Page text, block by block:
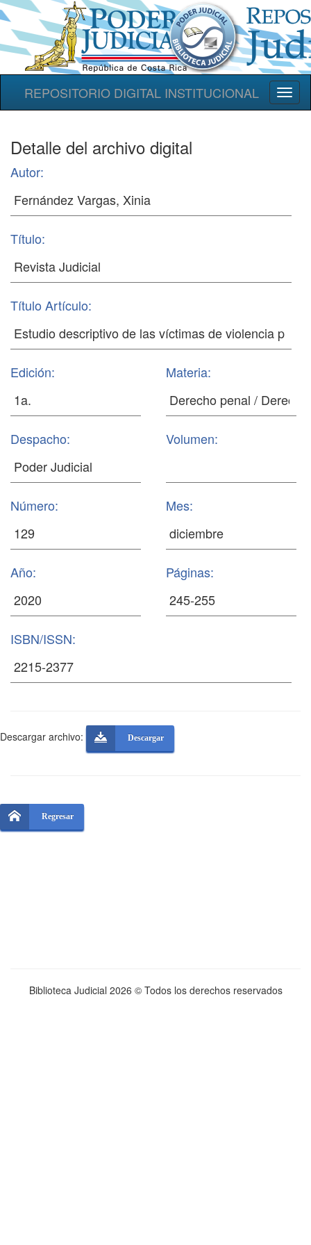
REPOSITORIO DIGITAL INSTITUCIONAL
Detalle del archivo digital
Autor:
Título:
Título Artículo:
Edición: Materia:
Despacho: Volumen:
Número: Mes:
Año: Páginas:
ISBN/ISSN:
Descargar archivo: Descargar
Regresar
Biblioteca Judicial 2026 © Todos los derechos reservados